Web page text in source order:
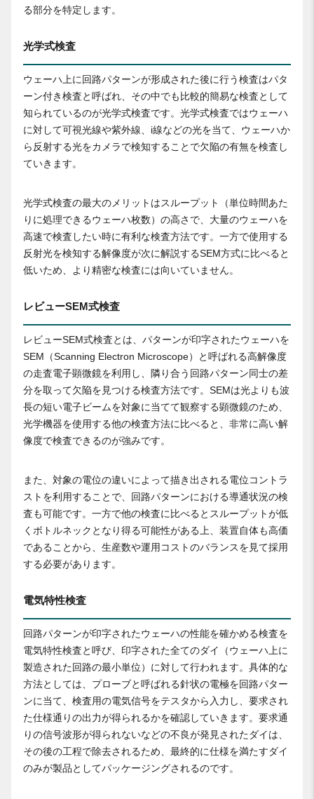
る部分を特定します。
光学式検査
ウェーハ上に回路パターンが形成された後に行う検査はパタ
ーン付き検査と呼ばれ、その中でも比較的簡易な検査として
知られているのが光学式検査です。光学式検査ではウェーハ
に対して可視光線や紫外線、i線などの光を当て、ウェーハか
ら反射する光をカメラで検知することで欠陥の有無を検査し
ていきます。
光学式検査の最大のメリットはスループット（単位時間あた
りに処理できるウェーハ枚数）の高さで、大量のウェーハを
高速で検査したい時に有利な検査方法です。一方で使用する
反射光を検知する解像度が次に解説するSEM方式に比べると
低いため、より精密な検査には向いていません。
レビューSEM式検査
レビューSEM式検査とは、パターンが印字されたウェーハを
SEM（Scanning Electron Microscope）と呼ばれる高解像度
の走査電子顕微鏡を利用し、隣り合う回路パターン同士の差
分を取って欠陥を見つける検査方法です。SEMは光よりも波
長の短い電子ビームを対象に当てて観察する顕微鏡のため、
光学機器を使用する他の検査方法に比べると、非常に高い解
像度で検査できるのが強みです。
また、対象の電位の違いによって描き出される電位コントラ
ストを利用することで、回路パターンにおける導通状況の検
査も可能です。一方で他の検査に比べるとスループットが低
くボトルネックとなり得る可能性がある上、装置自体も高価
であることから、生産数や運用コストのバランスを見て採用
する必要があります。
電気特性検査
回路パターンが印字されたウェーハの性能を確かめる検査を
電気特性検査と呼び、印字された全てのダイ（ウェーハ上に
製造された回路の最小単位）に対して行われます。具体的な
方法としては、プローブと呼ばれる針状の電極を回路パター
ンに当て、検査用の電気信号をテスタから入力し、要求され
た仕様通りの出力が得られるかを確認していきます。要求通
りの信号波形が得られないなどの不良が発見されたダイは、
その後の工程で除去されるため、最終的に仕様を満たすダイ
のみが製品としてパッケージングされるのです。